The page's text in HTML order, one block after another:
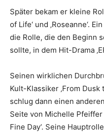
Später bekam er kleine
of Life‘ und ‚Roseanne‘.
die Rolle, die den Beginn
sollte, in dem Hit-Drama
Seinen wirklichen
Kult-Klassiker ‚From
schlug dann einen
Seite von Michelle Pfeiffer
Fine Day‘. Seine